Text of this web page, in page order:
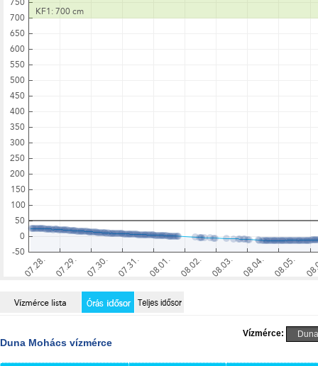
Vízmérce:
Duna Mohács vízmérce